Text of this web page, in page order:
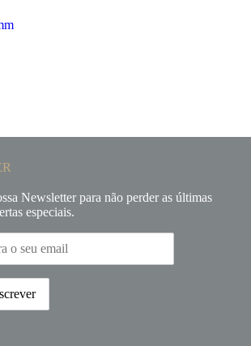
Newsletter para não perder as últimas
especiais.